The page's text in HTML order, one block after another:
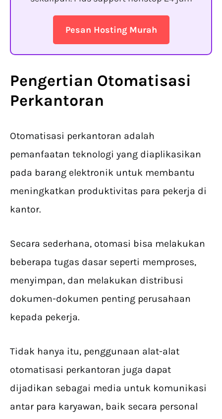
Pesan Hosting Murah
Pengertian Otomatisasi
Perkantoran
Otomatisasi perkantoran adalah
pemanfaatan teknologi yang diaplikasikan
pada barang elektronik untuk membantu
meningkatkan produktivitas para pekerja di
kantor.
Secara sederhana, otomasi bisa melakukan
beberapa tugas dasar seperti memproses,
menyimpan, dan melakukan distribusi
dokumen-dokumen penting perusahaan
kepada pekerja.
Tidak hanya itu, penggunaan alat-alat
otomatisasi perkantoran juga dapat
dijadikan sebagai media untuk komunikasi
antar para karyawan, baik secara personal